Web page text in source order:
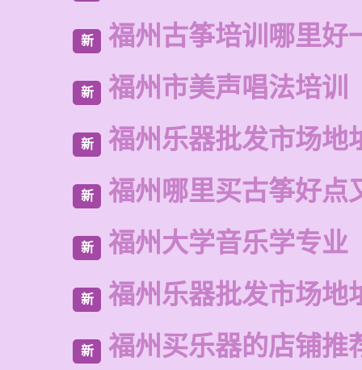
新 福州古筝培训哪里好
新 福州市美声唱法培训
新 福州乐器批发市场地
新 福州哪里买古筝好点
新 福州大学音乐学专业
新 福州乐器批发市场地
新 福州买乐器的店铺推